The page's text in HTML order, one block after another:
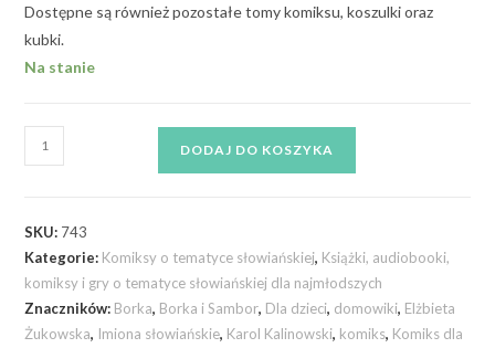
Dostępne są również pozostałe tomy komiksu, koszulki oraz
kubki.
Na stanie
DODAJ DO KOSZYKA
SKU: 743
Kategorie: Komiksy o tematyce słowiańskiej, Książki, audiobooki,
komiksy i gry o tematyce słowiańskiej dla najmłodszych
Znaczników: Borka, Borka i Sambor, Dla dzieci, domowiki, Elżbieta
Żukowska, Imiona słowiańskie, Karol Kalinowski, komiks, Komiks dla